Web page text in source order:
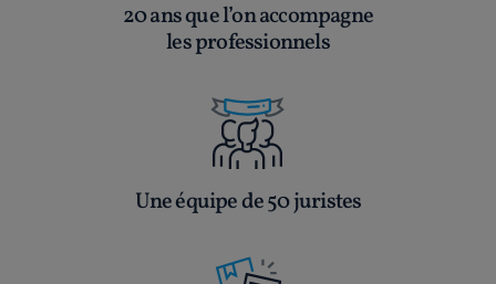
20 ans que l’on accompagne
les professionnels
Une équipe de 50 juristes